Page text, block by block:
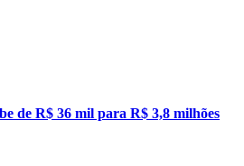
de R$ 36 mil para R$ 3,8 milhões